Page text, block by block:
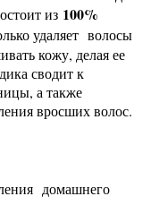
из 100%
удаляет волосы
кожу, делая ее
сводит к
а также
вросших волос.
домашнего